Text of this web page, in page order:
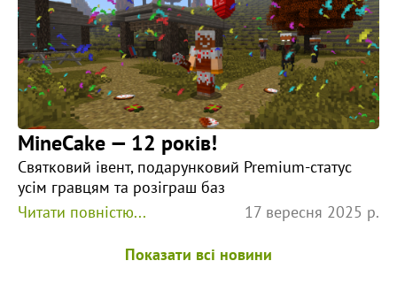
MineCake — 12 років!
Святковий івент, подарунковий Premium-статус
усім гравцям та розіграш баз
Читати повністю...
17 вересня 2025 р.
Показати всі новини